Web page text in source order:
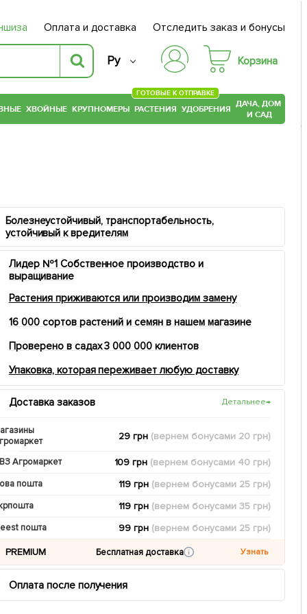
Оплата и доставка Отследить заказ и бонусы
Ру Корзина
ХВОЙНЫЕ КРУПНОМЕРЫ РАСТЕНИЯ
ГОТОВЫЕ К ОТПРАВКЕ
УДОБРЕНИЯ ДАЧА, ДОМ
И САД
Болезнеустойчивый, транспортабельность,
устойчивый к вредителям
Лидер №1 Собственное производство и
выращивание
Растения приживаются или производим замену
16 000 сортов растений и семян в нашем магазине
Проверено в садах 3 000 000 клиентов
Упаковка, которая переживает любую доставку
Доставка заказов Детальнее→
29 грн (вернем бонусами 20 грн)
Агромаркет 109 грн (вернем бонусами 40 грн)
пошта 119 грн (вернем бонусами 25 грн)
119 грн (вернем бонусами35 грн)
пошта 99 грн (вернем бонусами 25 грн)
PREMIUM Бесплатная доставка Узнать
Оплата после получения